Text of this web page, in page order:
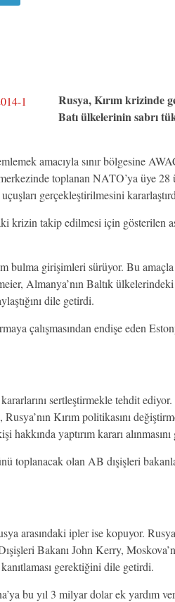
Rusya, Kırım krizinde
Batı ülkelerinin sabrı
amacıyla sınır bölgesine
toplanan NATO’ya üye
gerçekleştirilmesini
krizin takip edilmesi için gösterilen
bulma girişimleri sürüyor. Bu
Almanya’nın Baltık
dile getirdi.
çalışmasından endişe eden
sertleştirmekle tehdit ediyor.
Kırım politikasını
yaptırım kararı
toplanacak olan AB dışişleri
arasındaki ipler ise kopuyor.
Bakanı John Kerry,
gerektiğini dile getirdi.
bu yıl 3 milyar dolar ek yardım